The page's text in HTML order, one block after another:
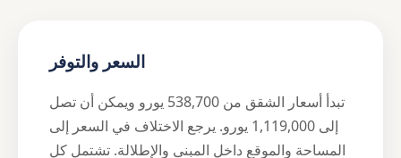
السعر والتوفر
تبدأ أسعار الشقق من 538,700 يورو ويمكن أن تصل
إلى 1,119,000 يورو. يرجع الاختلاف في السعر إلى
المساحة والموقع داخل المبنى والإطلالة. تشتمل كل